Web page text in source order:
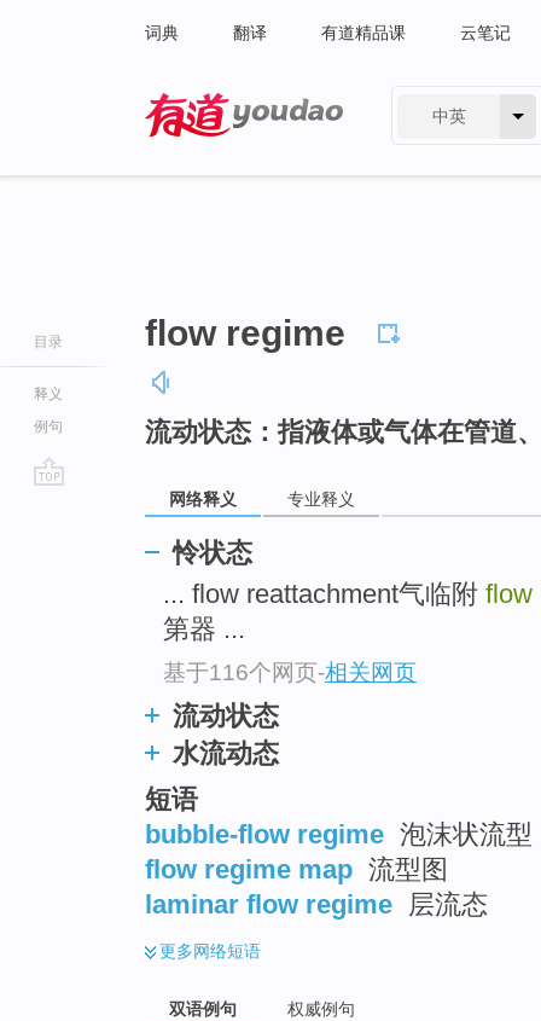
词典 翻译 有道精品课 云笔记
中英
目录
释义
例句
flow regime
流动状态：指液体或气体在管道
网络释义 专业释义
怜状态
... flow reattachment气临附 flow
第器 ...
基于116个网页-相关网页
流动状态
水流动态
短语
bubble-flow regime 泡沫状流型
flow regime map 流型图
laminar flow regime 层流态
更多网络短语
双语例句 权威例句